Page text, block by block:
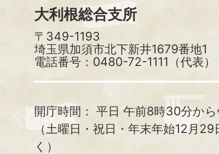
大利根総合支所
〒349-1193
埼玉県加須市北下新井1679番地1
電話番号：0480-72-1111（代表）
開庁時間： 平日 午前8時30分か
（土曜日・祝日・年末年始12月
く）